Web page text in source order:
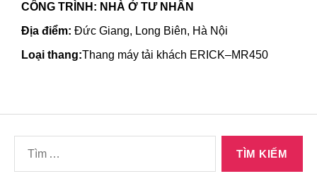
CÔNG TRÌNH: NHÀ Ở TƯ NHÂN
Địa điểm: Đức Giang, Long Biên, Hà Nội
Loại thang:Thang máy tải khách ERICK–MR450